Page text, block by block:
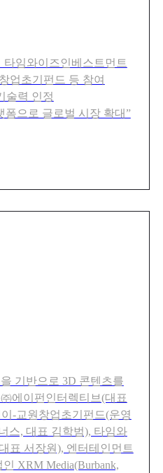
임와이즈인베스트먼트
업초기펀드 등 참여
술력 인정
폼으로 글로벌 시장 확대”
기반으로 3D 콘텐츠를
에이펀인터렉티브(대표
-교원창업초기펀드(운영
스, 대표 김학범), 타임와
표 서장원), 엔터테인먼트
XRM Media(Burbank,